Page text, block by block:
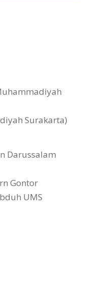
Surakarta)
Darussalam
Gontor
UMS